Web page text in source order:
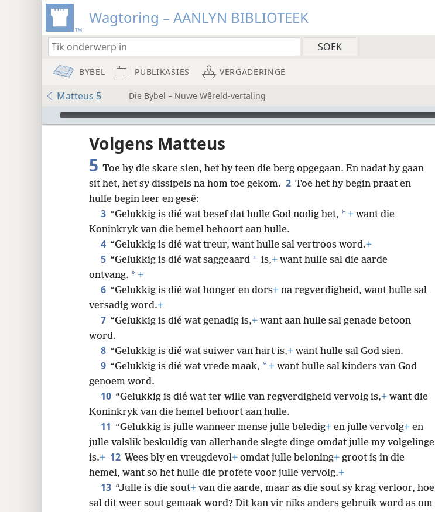
Wagtoring – AANLYN BIBLIOTEEK
BYBEL PUBLIKASIES VERGADERINGE
Matteus 5 Die Bybel – Nuwe Wêreld-vertaling
Audio Player
Volgens Matteus
5 Toe hy die skare sien, het hy teen die berg opgegaan. En nadat hy gaan
sit het, het sy dissipels na hom toe gekom. 2 Toe het hy begin praat en
hulle begin leer en gesê:
3 “Gelukkig is dié wat besefdat hulle God nodig het, * + want die
Koninkryk van die hemel behoort aan hulle.
4 “Gelukkig is dié wat treur, want hulle sal vertroos word.+
5 “Gelukkig is dié wat saggeaard * is,+ want hulle sal die aarde
ontvang. * +
6 “Gelukkig is dié wat honger en dors+ na regverdigheid, want hulle sal
versadig word.+
7 “Gelukkig is dié wat genadig is,+ want aan hulle sal genade betoon
word.
8 “Gelukkig is dié wat suiwer van hart is,+ want hulle sal God sien.
9 “Gelukkig is dié wat vrede maak, * + want hulle sal kinders van God
genoem word.
10 “Gelukkig is dié wat ter wille van regverdigheid vervolg is,+ want die
Koninkryk van die hemel behoort aan hulle.
11 “Gelukkig is julle wanneer mense julle beledig+ en julle vervolg+ en
julle valslik beskuldig van allerhande slegte dinge omdat julle my volgelinge
is.+ 12 Wees bly en vreugdevol+ omdat julle beloning+ groot is in die
hemel, want so het hulle die profete voor julle vervolg.+
13 “Julle is die sout+ van die aarde, maar as die sout sy krag verloor, hoe
sal dit weer sout gemaak word? Dit kan vir niks anders gebruik word as om